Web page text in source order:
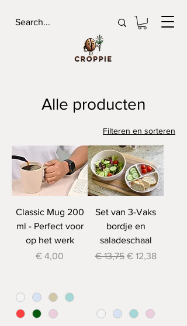
Alle producten
Filteren en sorteren
Classic Mug 200
ml - Perfect voor
op het werk
Prijs
€ 4,00
Set van 3-Vaks
bordje en
saladeschaal
Normale prijs
€ 13,75 Verkoopprijs
€ 12,38